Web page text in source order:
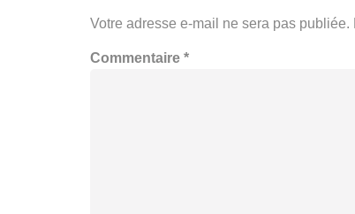
Votre adresse e-mail ne sera pas publiée.
Commentaire *